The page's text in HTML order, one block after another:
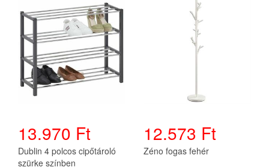
13.970 Ft
Dublin 4 polcos cipőtároló
szürke színben
12.573 Ft
Zéno fogas fehér